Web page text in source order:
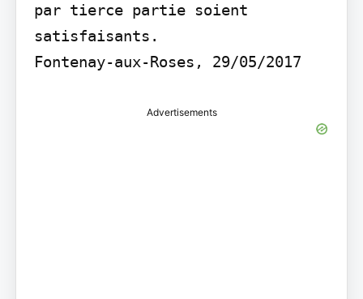
par tierce partie soient
satisfaisants.
Fontenay-aux-Roses, 29/05/2017
Advertisements